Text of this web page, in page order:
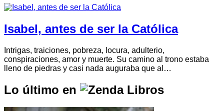
Isabel, antes de ser la Católica
Intrigas, traiciones, pobreza, locura, adulterio,
conspiraciones, amor y muerte. Su camino al trono estaba
lleno de piedras y casi nada auguraba que al…
Lo último en